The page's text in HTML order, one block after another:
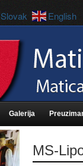
Galerija
MS-
Slovak English